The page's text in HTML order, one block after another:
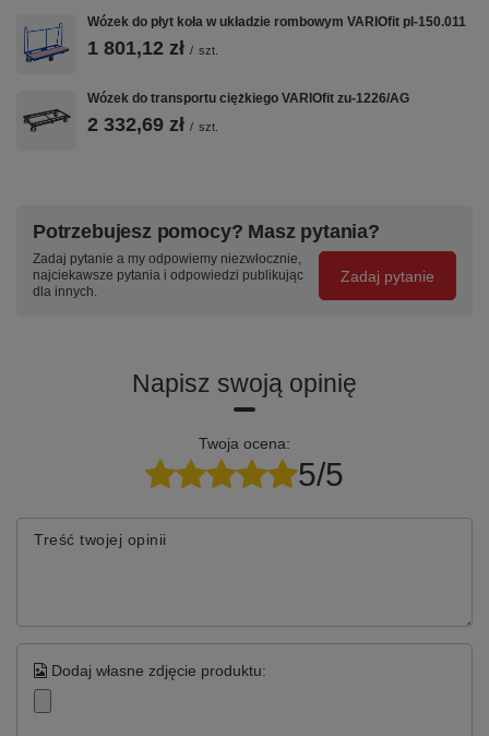
Wózek do płyt koła w układzie rombowym VARIOfit pl-150.011
1 801,12 zł / szt.
Wózek do transportu ciężkiego VARIOfit zu-1226/AG
2 332,69 zł / szt.
Potrzebujesz pomocy? Masz pytania?
Zadaj pytanie a my odpowiemy niezwłocznie,
najciekawsze pytania i odpowiedzi publikując
dla innych.
Zadaj pytanie
Napisz swoją opinię
Twoja ocena:
5/5
Treść twojej opinii
Dodaj własne zdjęcie produktu: